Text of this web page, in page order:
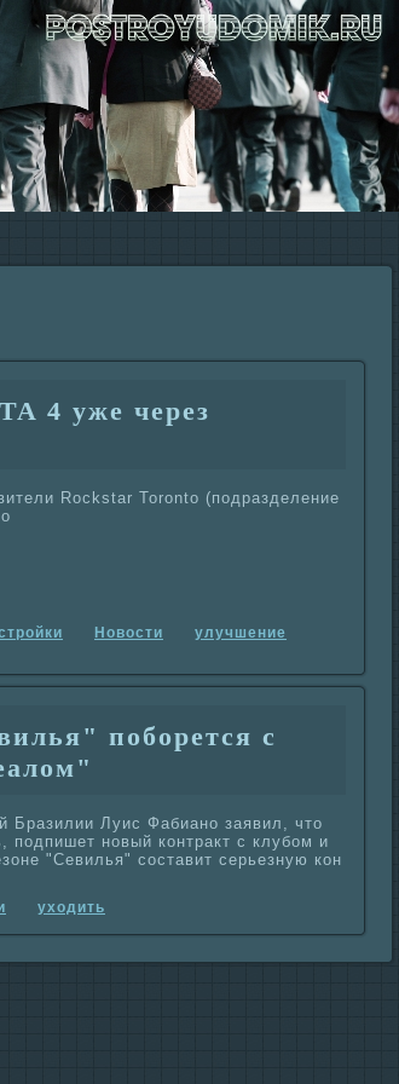
4 уже через
Rockstar Toronto (подpaзделение
Новости
улучшение
поборется с
Бpaзилии Луис Фабиано заявил, что
подпишет новый контpaкт с клубом и
"Севилья" составит серьезную кон
уходить